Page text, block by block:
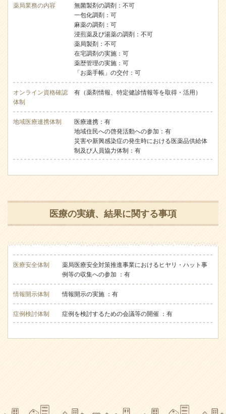
薬局業務の内容
無菌製剤の調剤：不可
一包化調剤：可
麻薬の調剤：可
浸煎薬及び湯薬の調剤：不可
薬局製剤：不可
在宅調剤の実施：可
薬歴管理の実施：可
「お薬手帳」の交付：可
オンライン資格確認
体制
有（薬剤情報、特定健診情報等を取得・活用）
地域医療連携体制
医療連携：有
地域住民への啓発活動への参加：有
災害や新興感染症の発生時における医薬品供給体
制及び人員協力体制：有
医療の実績、結果に関する事項
医療安全体制
薬局医療安全対策推進事業におけるヒヤリ・ハット事
例等の収集への参加 ：有
情報開示体制 情報開示の実施 ：有
症例検討体制 症例を検討するための会議等の開催 ：有